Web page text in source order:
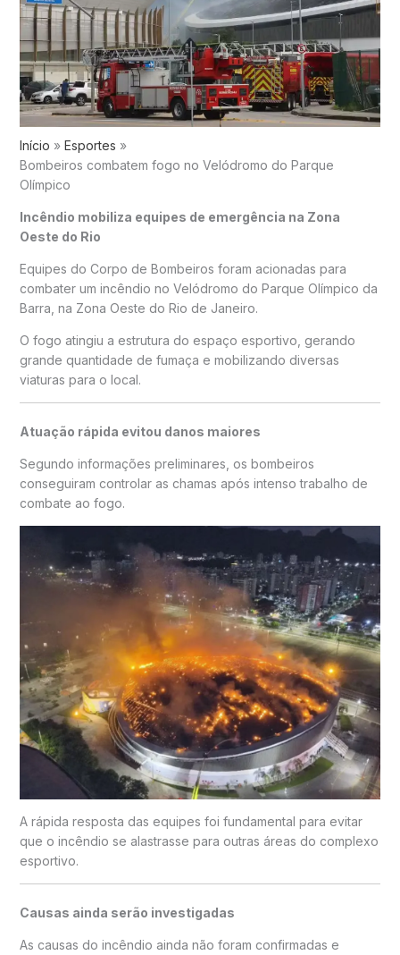
Início
Esportes
Bombeiros combatem fogo no Velódromo do Parque
Olímpico
Incêndio mobiliza equipes de emergência na Zona
Oeste do Rio
Equipes do Corpo de Bombeiros foram acionadas para
combater um incêndio no Velódromo do Parque Olímpico da
Barra, na Zona Oeste do Rio de Janeiro.
O fogo atingiu a estrutura do espaço esportivo, gerando
grande quantidade de fumaça e mobilizando diversas
viaturas para o local.
Atuação rápida evitou danos maiores
Segundo informações preliminares, os bombeiros
conseguiram controlar as chamas após intenso trabalho de
combate ao fogo.
A rápida resposta das equipes foi fundamental para evitar
que o incêndio se alastrasse para outras áreas do complexo
esportivo.
Causas ainda serão investigadas
As causas do incêndio ainda não foram confirmadas e